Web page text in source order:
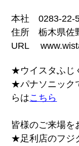
本社 0283-22-
住所 栃木県佐
URL
★ウイスタふじ
★パナソニック
らはこちら
皆様のご来場を
★足利店のフジ